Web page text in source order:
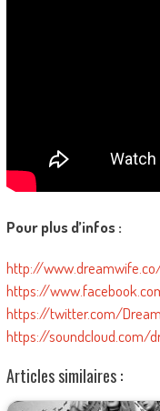
Pour plus d’infos :
http://
https://
https://twitter.com/
https://soundcloud.com/
Articles similaires :